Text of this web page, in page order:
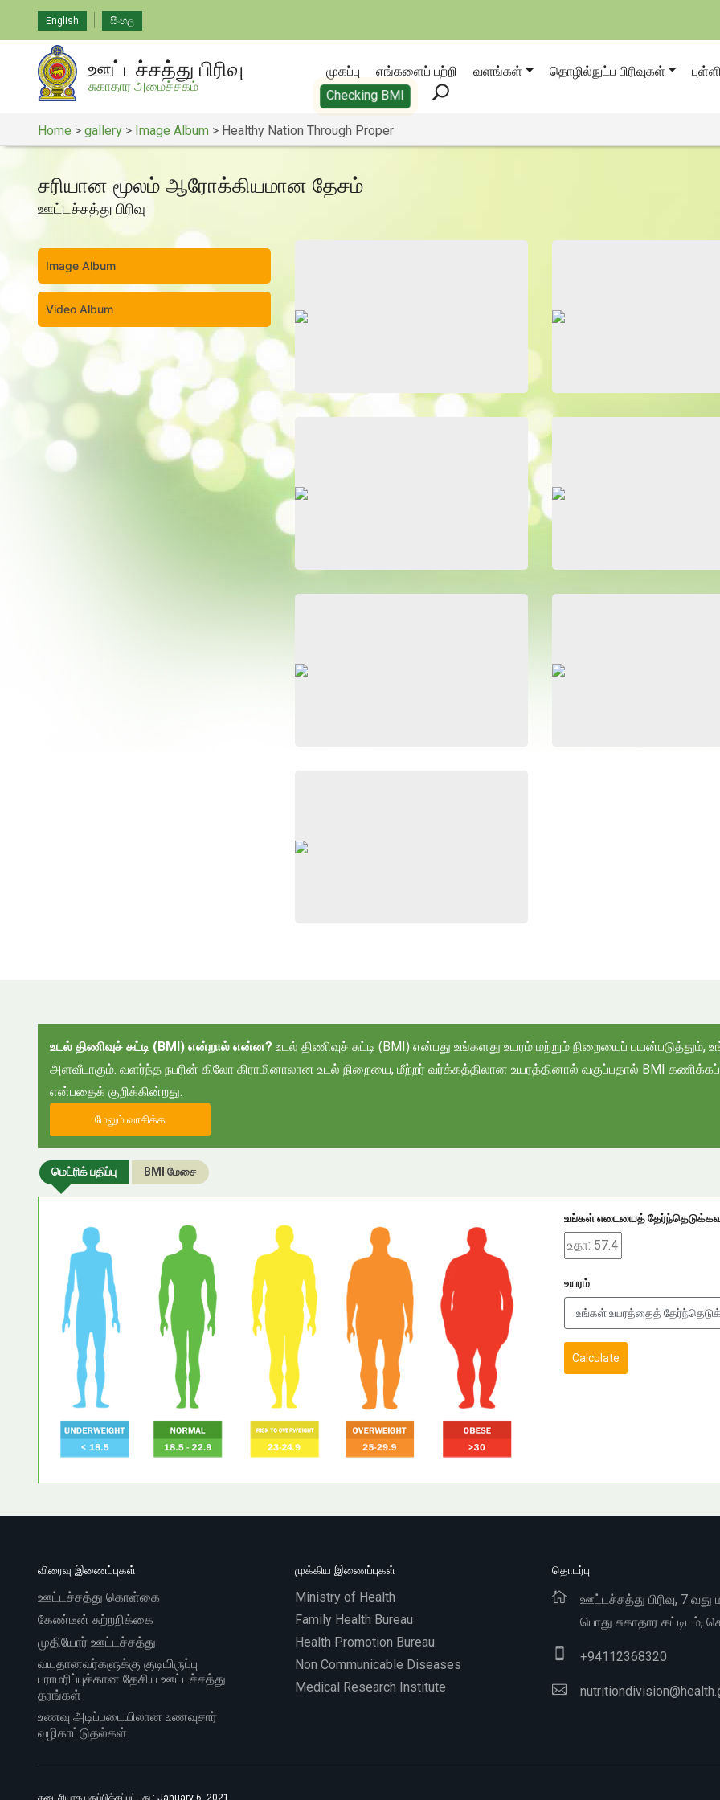
English සිංහල
ஊட்டச்சத்து பிரிவு
சுகாதார அமைச்சகம்
முகப்பு எங்களைப் பற்றி வளங்கள் தொழில்நுட்ப பிரிவுகள்
Checking BMI
Home > gallery > Image Album > Healthy Nation Through Proper
சரியான மூலம் ஆரோக்கியமான தேசம்
ஊட்டச்சத்து பிரிவு
Image Album
Video Album
உடல் திணிவுச் சுட்டி (BMI) என்றால் என்ன? உடல் திணிவுச் சுட்டி (BMI) என்பது உங்களது உயரம் மற்றும் நிறையைப்
அளவீடாகும். வளர்ந்த நபரின் கிலோ கிராமினாலான உடல் நிறையை, மீற்றர் வர்க்கத்திலான உயரத்தினால் வகுப்பதால் BMI
என்பதைக் குறிக்கின்றது.
மேலும் வாசிக்க
மெட்ரிக் பதிப்பு BMI மேசை
உங்கள் எடையைத்
உயரம்
Calculate
விரைவு இணைப்புகள்
ஊட்டச்சத்து கொள்கை
கேண்டீன் சுற்றறிக்கை
முதியோர் ஊட்டச்சத்து
வயதானவர்களுக்கு குடியிருப்பு
பராமரிப்புக்கான தேசிய ஊட்டச்சத்து
தரங்கள்
உணவு அடிப்படையிலான உணவுசார்
வழிகாட்டுதல்கள்
முக்கிய இணைப்புகள்
Ministry of Health
Family Health Bureau
Health Promotion Bureau
Non Communicable Diseases
Medical Research Institute
தொடர்பு
ஊட்டச்சத்து பிரிவு, 7 வது
பொது சுகாதார கட்டிடம்,
+94112368320
கடைசியாக புதுப்பிக்கப்பட்டது : January 6, 2021